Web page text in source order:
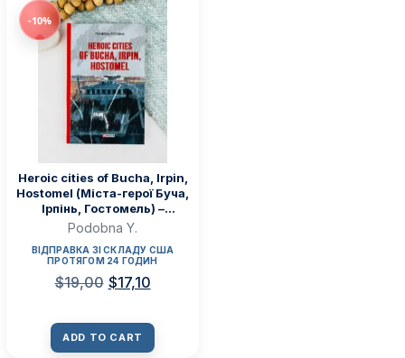
-10%
Heroic cities of Bucha, Irpin,
Hostomel (Міста-герої Буча,
Ірпінь, Гостомель) –
Podobna Y. – Фоліо
Podobna Y.
ВІДПРАВКА ЗІ СКЛАДУ США
ПРОТЯГОМ 24 ГОДИН
$19,00 $17,10
ADD TO CART